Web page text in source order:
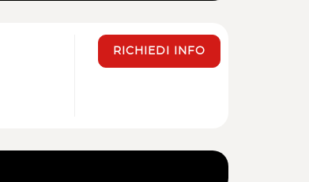
RICHIEDI INFO